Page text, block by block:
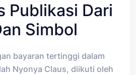
Publikasi Dari
Simbol
bayaran tertinggi dalam
Nyonya Claus, diikuti oleh